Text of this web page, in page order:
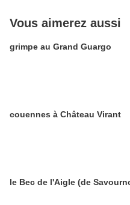
Vous aimerez aussi
grimpe au Grand Guargo
couennes à Château Virant
le Bec de l'Aigle (de